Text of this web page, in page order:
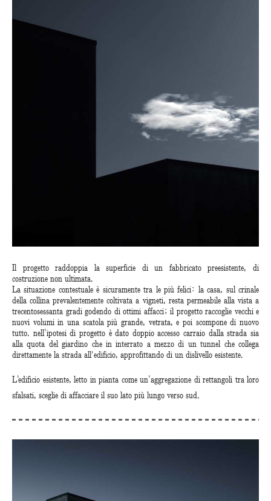
Il progetto raddoppia la superficie di un fabbricato preesistente, di
costruzione non ultimata.
La situazione contestuale è sicuramente tra le più felici: la casa, sul crinale
della collina prevalentemente coltivata a vigneti, resta permeabile alla vista a
trecentosessanta gradi godendo di ottimi affacci; il progetto raccoglie vecchi e
nuovi volumi in una scatola più grande, vetrata, e poi scompone di nuovo
tutto. nell’ipotesi di progetto è dato doppio accesso carraio dalla strada sia
alla quota del giardino che in interrato a mezzo di un tunnel che collega
direttamente la strada all'edificio, approfittando di un dislivello esistente.
L’edificio esistente, letto in pianta come un’aggregazione di rettangoli tra loro
sfalsati, sceglie di affacciare il suo lato più lungo verso sud.